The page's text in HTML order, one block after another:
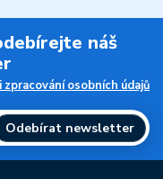
náš
zpracování osobních údajů
Odebírat newsletter